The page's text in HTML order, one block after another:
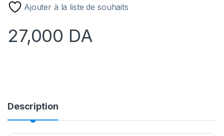
Ajouter à la liste de souhaits
27,000 DA
Description